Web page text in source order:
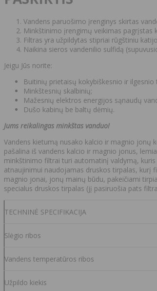
Vandens paruošimo įrenginys skirtas
Minkštinimo įrengimų veikimas
Filtras yra užpildytas stipriai rūgštiniu
Naikina sieros vandenilio sulfidą
Jeigu Jūs norite:
Buitinių prietaisų kokybiškesnio ir ilgesnio
Minkštesnių skalbinių;
Mažesnių elektros energijos sąnaudų
Dušo kabinų be baltų dėmių.
Jums reikalingas minkštas vanduo!
Vandens kietumą nusako kalcio ir magnio jonų
pašalina iš vandens kalcio ir magnio jonus,
minkštinimo filtrai turi automatinį valdymą,
atnaujinimui naudojamas druskos tirpalas, kurį
magnio jonai, jonų mainų būdu, pakeičiami
specialus druskos tirpalas (jį pasiruošia pats
TECHNINĖ SPECIFIKACIJA
Slėgio ribos
Vandens temperatūros ribos
Užpildo kiekis